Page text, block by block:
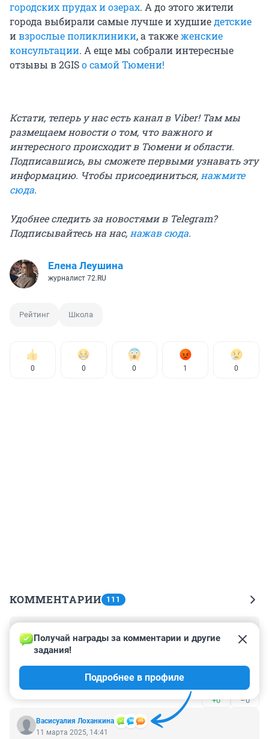
городских прудах и озерах. А до этого жители
города выбирали самые лучше и худшиедетские
ивзрослые поликлиники, а такжеженские
консультации. А еще мы собрали интересные
отзывы в 2GISо самой Тюмени!
Кстати, теперь у нас есть канал в Viber! Там мы
размещаем новости о том, что важного и
интересного происходит в Тюмени и области.
Подписавшись, вы сможете первыми узнавать эту
информацию. Чтобы присоединиться,нажмите
сюда.
Удобнее следить за новостями в Telegram?
Подписывайтесь на нас,нажав сюда.
Елена Леушина
журналист 72.RU
Рейтинг Школа
0 0 0 1 0
КОММЕНТАРИИ 111
1 октября 2025, 23:06
На 1000% согласна с последним местом 51 школы. 3
года,как мы её покинули,но до сих пор не могу забыть
отношение директора к родителям и детям.
Школа на Авторемонтной- это худшее, что было в
детстве моего сына...
+0 –0
Васисуалия Лоханкина
Получай награды за комментарии и другие
задания!
Подробнее в профиле
11 марта 2025, 14:41